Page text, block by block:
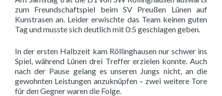
zum Freundschaftspiel beim SV Preußen Lünen auf
Kunstrasen an. Leider erwischte das Team keinen guten
Tag und musste sich deutlich mit 0:5 geschlagen geben.
In der ersten Halbzeit kam Röllinghausen nur schwer ins
Spiel, während Lünen drei Treffer erzielen konnte. Auch
nach der Pause gelang es unseren Jungs nicht, an die
gewohnten Leistungen anzuknüpfen – zwei weitere Tore
für den Gegner waren die Folge.